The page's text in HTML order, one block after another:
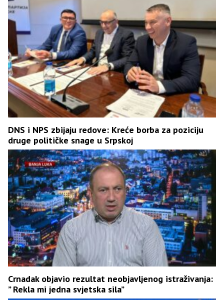
DNS i NPS zbijaju redove: Kreće borba za poziciju
druge političke snage u Srpskoj
Crnadak objavio rezultat neobjavljenog istraživanja:
” Rekla mi jedna svjetska sila”